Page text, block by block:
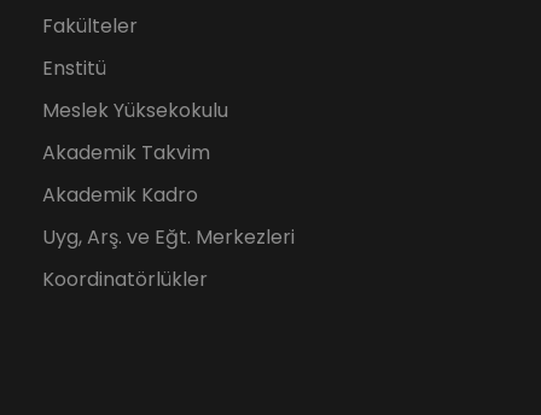
Fakülteler
Enstitü
Meslek Yüksekokulu
Akademik Takvim
Akademik Kadro
Uyg, Arş. ve Eğt. Merkezleri
Koordinatörlükler